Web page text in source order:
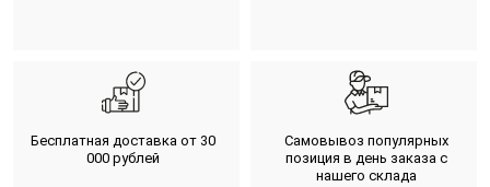
Бесплатная доставка от 30
000 рублей
Самовывоз популярных
позиция в день заказа с
нашего склада